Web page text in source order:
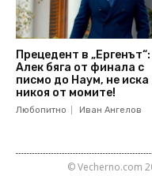
Прецедент в „Ергенът“:
Алек бяга от финала с
писмо до Наум, не иска
никоя от момите!
Любопитно Иван Ангелов
© Vecherno.com